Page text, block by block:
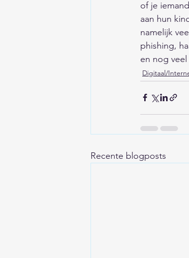
of je
aan hun
namelijk
phishing,
en nog
Digitaal/
Recente blogposts